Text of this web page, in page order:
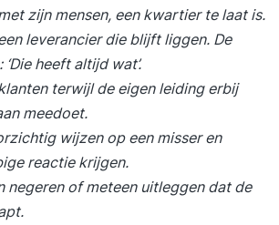
zijn mensen, een kwartier te laat is.
leverancier die blijft liggen. De
heeft altijd wat’.
terwijl de eigen leiding erbij
meedoet.
wijzen op een misser en
reactie krijgen.
negeren of meteen uitleggen dat de